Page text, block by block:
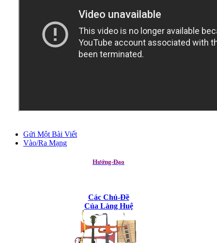
Gửi Một Bài Viết
Vào/Ra Mạng
Hướng-Đạo
Các Chủ-Đề
Của Làng Huệ